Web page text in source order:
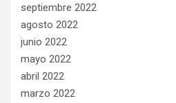
septiembre 2022
agosto 2022
junio 2022
mayo 2022
abril 2022
marzo 2022